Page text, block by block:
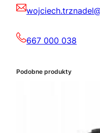
667 000 038
Podobne produkty